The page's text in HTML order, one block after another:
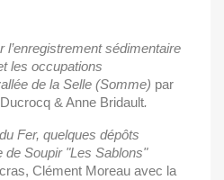
l’enregistrement sédimentaire
les occupations
de la Selle (Somme) par
& Anne Bridault.
Fer, quelques dépôts
Soupir "Les Sablons"
Clément Moreau avec la